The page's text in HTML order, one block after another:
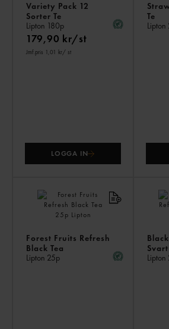
Variety Pack 12
Sorter Te
Lipton 180p
179,90 kr/st
Jmf.pris 1,01 kr/ st
LOGGA IN
Te
Lipton
Forest Fruits Refresh
Black Tea
Lipton 25p
Svart
Lipton